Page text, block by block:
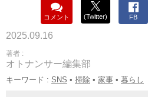
コメント (Twitter) FB
2025.09.16
著者 :
オトナンサー編集部
キーワード : SNS • 掃除 • 家事 • 暮らし